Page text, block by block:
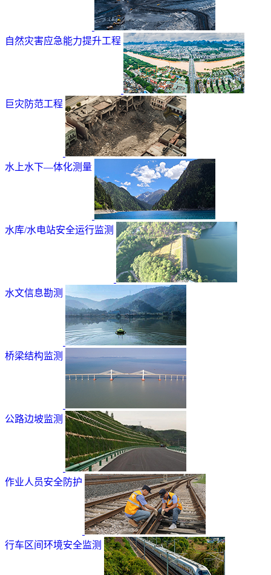
自然灾害应急能力提升工程
巨灾防范工程
水上水下—体化测量
水库/水电站安全运行监测
水文信息勘测
桥梁结构监测
公路边坡监测
作业人员安全防护
行车区间环境安全监测